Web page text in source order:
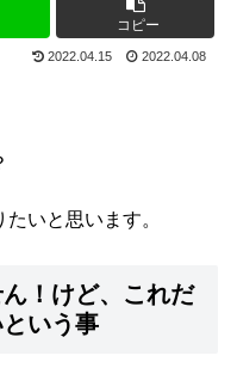
コピー
2022.04.15 2022.04.08
いと思います。
！けど、これだ
いう事